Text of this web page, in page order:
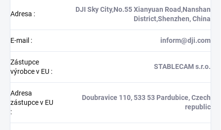
Adresa :
DJI Sky City,No.55 Xianyuan Road,Nanshan
District,Shenzhen, China
E-mail : inform@dji.com
Zástupce
výrobce v EU :
STABLECAM s.r.o.
Adresa
zástupce v EU
:
Doubravice 110, 533 53 Pardubice, Czech
republic